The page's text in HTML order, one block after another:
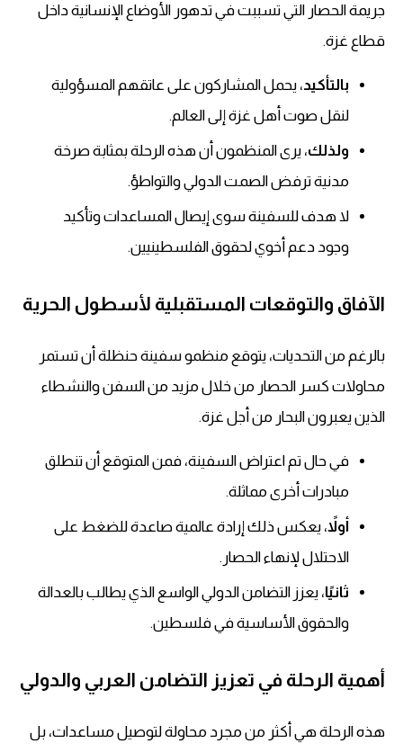
جريمة الحصار التي تسببت في تدهور الأوضاع الإنسانية داخل
قطاع غزة.
بالتأكيد، يحمل المشاركون على عاتقهم المسؤولية
لنقل صوت أهل غزة إلى العالم.
ولذلك، يرى المنظمون أن هذه الرحلة بمثابة صرخة
مدنية ترفض الصمت الدولي والتواطؤ.
لا هدف للسفينة سوى إيصال المساعدات وتأكيد
وجود دعم أخوي لحقوق الفلسطينيين.
الآفاق والتوقعات المستقبلية لأسطول الحرية
بالرغم من التحديات، يتوقع منظمو سفينة حنظلة أن تستمر
محاولات كسر الحصار من خلال مزيد من السفن والنشطاء
الذين يعبرون البحار من أجل غزة.
في حال تم اعتراض السفينة، فمن المتوقع أن تنطلق
مبادرات أخرى مماثلة.
أولاً، يعكس ذلك إرادة عالمية صاعدة للضغط على
الاحتلال لإنهاء الحصار.
ثانيًا، يعزز التضامن الدولي الواسع الذي يطالب بالعدالة
والحقوق الأساسية في فلسطين.
أهمية الرحلة في تعزيز التضامن العربي والدولي
هذه الرحلة هي أكثر من مجرد محاولة لتوصيل مساعدات، بل